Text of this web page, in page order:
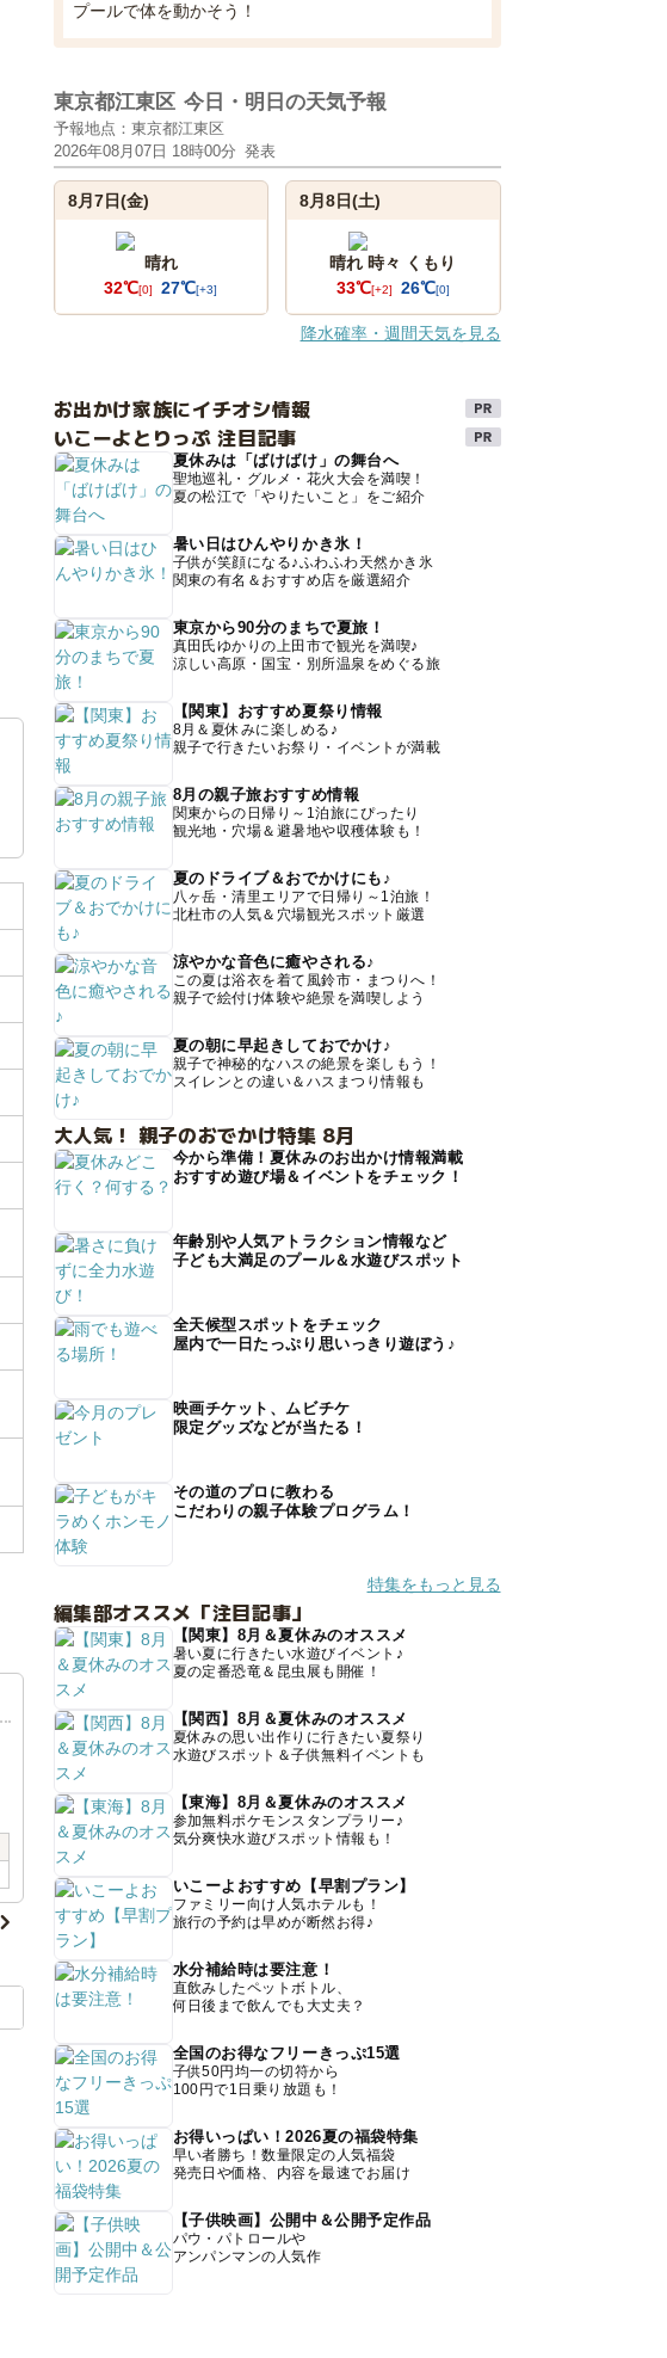
プールで体を動かそう！
東京都江東区 今日・明日の天気予報
予報地点：東京都江東区
2026年08月07日 18時00分 発表
8月7日(金)
晴れ
32℃[0] 27℃[+3]
8月8日(土)
晴れ 時々 くもり
33℃[+2] 26℃[0]
降水確率・週間天気を見る
お出かけ家族にイチオシ情報
いこーよとりっぷ 注目記事
夏休みは「ばけばけ」の舞台へ
聖地巡礼・グルメ・花火大会を満喫！
夏の松江で「やりたいこと」をご紹介
暑い日はひんやりかき氷！
子供が笑顔になる♪ふわふわ天然かき氷
関東の有名＆おすすめ店を厳選紹介
東京から90分のまちで夏旅！
真田氏ゆかりの上田市で観光を満喫♪
涼しい高原・国宝・別所温泉をめぐる旅
【関東】おすすめ夏祭り情報
8月＆夏休みに楽しめる♪
親子で行きたいお祭り・イベントが満載
8月の親子旅おすすめ情報
関東からの日帰り～1泊旅にぴったり
観光地・穴場＆避暑地や収穫体験も！
夏のドライブ＆おでかけにも♪
八ヶ岳・清里エリアで日帰り～1泊旅！
北杜市の人気＆穴場観光スポット厳選
涼やかな音色に癒やされる♪
この夏は浴衣を着て風鈴市・まつりへ！
親子で絵付け体験や絶景を満喫しよう
夏の朝に早起きしておでかけ♪
親子で神秘的なハスの絶景を楽しもう！
スイレンとの違い＆ハスまつり情報も
大人気！ 親子のおでかけ特集 8月
今から準備！夏休みのお出かけ情報満載
おすすめ遊び場＆イベントをチェック！
年齢別や人気アトラクション情報など
子ども大満足のプール＆水遊びスポット
全天候型スポットをチェック
屋内で一日たっぷり思いっきり遊ぼう♪
映画チケット、ムビチケ
限定グッズなどが当たる！
その道のプロに教わる
こだわりの親子体験プログラム！
特集をもっと見る
編集部オススメ「注目記事」
【関東】8月＆夏休みのオススメ
暑い夏に行きたい水遊びイベント♪
夏の定番恐竜＆昆虫展も開催！
【関西】8月＆夏休みのオススメ
夏休みの思い出作りに行きたい夏祭り
水遊びスポット＆子供無料イベントも
【東海】8月＆夏休みのオススメ
参加無料ポケモンスタンプラリー♪
気分爽快水遊びスポット情報も！
いこーよおすすめ【早割プラン】
ファミリー向け人気ホテルも！
旅行の予約は早めが断然お得♪
水分補給時は要注意！
直飲みしたペットボトル、
何日後まで飲んでも大丈夫？
全国のお得なフリーきっぷ15選
子供50円均一の切符から
100円で1日乗り放題も！
お得いっぱい！2026夏の福袋特集
早い者勝ち！数量限定の人気福袋
発売日や価格、内容を最速でお届け
【子供映画】公開中＆公開予定作品
パウ・パトロールや
アンパンマンの人気作